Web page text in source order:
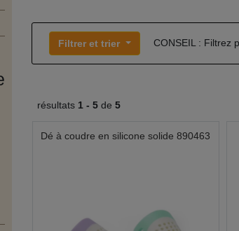
Filtrer et trier CONSEIL : Filtrez
résultats 1 - 5 de 5
Dé à coudre en silicone solide 890463